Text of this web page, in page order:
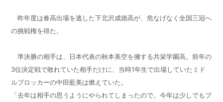
昨年度は春高出場を逃した下北沢成徳高が、危なげなく全国三冠へ
の挑戦権を得た。
準決勝の相手は、日本代表の秋本美空を擁する共栄学園高。前年の
3位決定戦で敗れていた相手だけに、当時1年生で出場していたミド
ルブロッカーの中田藍美は燃えていた。
「去年は相手の思うようにやられてしまったので。今年は少しでもブ